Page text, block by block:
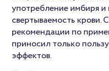
употребление имбиря
свертываемость крови.
рекомендации по
приносил только
эффектов.